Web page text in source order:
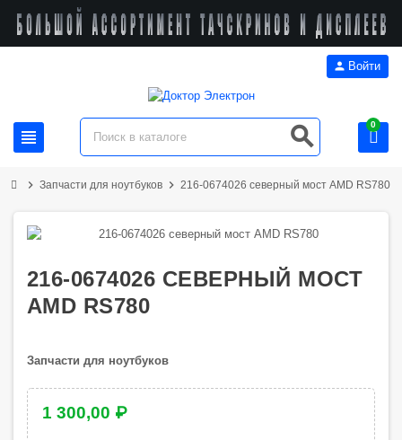
view_headline search
person Войти
0
chevron_right Запчасти для ноутбуков chevron_right 216-0674026 северный мост AMD RS780
216-0674026 СЕВЕРНЫЙ МОСТ
AMD RS780
Запчасти для ноутбуков
1 300,00 ₽